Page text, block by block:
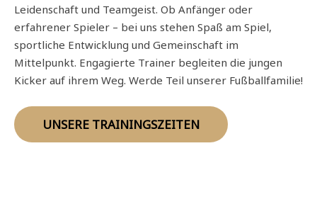
Leidenschaft und Teamgeist. Ob Anfänger oder
erfahrener Spieler – bei uns stehen Spaß am Spiel,
sportliche Entwicklung und Gemeinschaft im
Mittelpunkt. Engagierte Trainer begleiten die jungen
Kicker auf ihrem Weg. Werde Teil unserer Fußballfamilie!
UNSERE TRAININGSZEITEN